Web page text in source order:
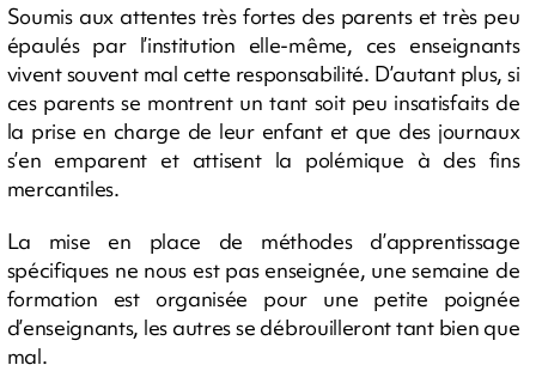
Soumis aux attentes très fortes des parents et très peu
épaulés par l’institution elle-même, ces enseignants
vivent souvent mal cette responsabilité. D’autant plus, si
ces parents se montrent un tant soit peu insatisfaits de
la prise en charge de leur enfant et que des journaux
s’en emparent et attisent la polémique à des fins
mercantiles.
La mise en place de méthodes d’apprentissage
spécifiques ne nous est pas enseignée, une semaine de
formation est organisée pour une petite poignée
d’enseignants, les autres se débrouilleront tant bien que
mal.